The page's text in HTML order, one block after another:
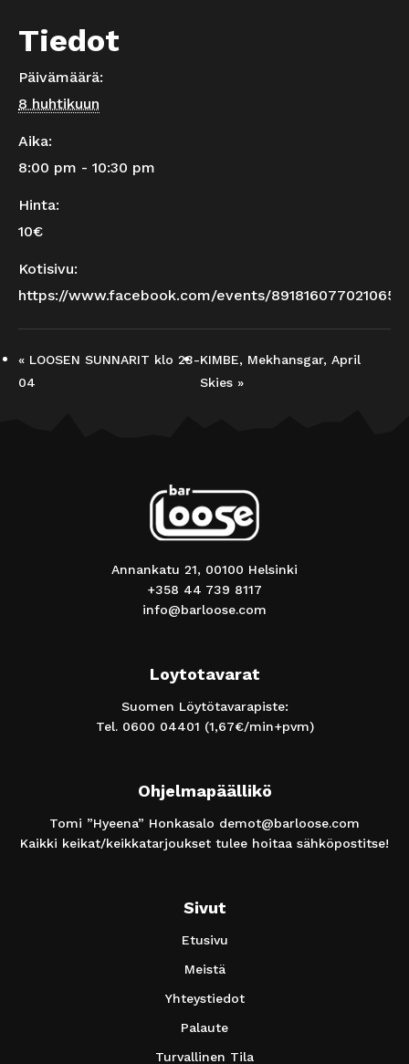
Tiedot
Päivämäärä:
8 huhtikuun
Aika:
8:00 pm - 10:30 pm
Hinta:
10€
Kotisivu:
https://www.facebook.com/events/891816077021065/
« LOOSEN SUNNARIT klo 23-
04
KIMBE, Mekhansgar, April
Skies »
Annankatu 21, 00100 Helsinki
+358 44 739 8117
info@barloose.com
Loytotavarat
Suomen Löytötavarapiste:
Tel. 0600 04401 (1,67€/min+pvm)
Ohjelmapäällikö
Tomi ”Hyeena” Honkasalo demot@barloose.com
Kaikki keikat/keikkatarjoukset tulee hoitaa sähköpostitse!
Sivut
Etusivu
Meistä
Yhteystiedot
Palaute
Turvallinen Tila